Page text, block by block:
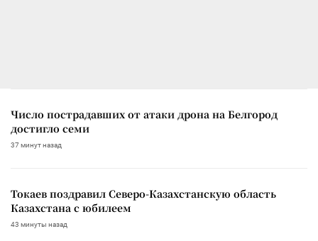
Число пострадавших от атаки дрона на Белгород
достигло семи
37 минут назад
Токаев поздравил Северо-Казахстанскую область
Казахстана с юбилеем
43 минуты назад